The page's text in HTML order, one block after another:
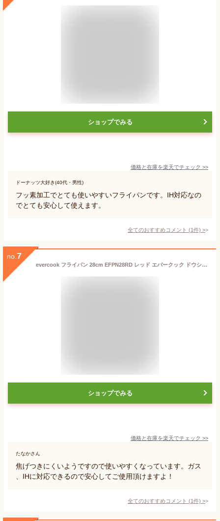
ショップでみる
価格と在庫を楽天でチェック >>
ドーナッツ大好き(40代・男性)
フッ素加工でとても使いやすいフライパンです。IH対応なの
でとても安心して使えます。
全てのおすすめコメント (1件) >
no. 7
evercook フライパン 28cm EFPN28RD レッド エバークック ドウシシャ ／ 1年保証 ガス火対応 IH対応 フライパン 焦げ付きにくい 長持ち 丈夫 フッ素 コーティング 赤 シンプル ギフト
ショップでみる
価格と在庫を楽天でチェック >>
たなかさん
焦げつきにくいようですので使いやすくなっています。ガス
、IHに対応できるので安心してご使用頂けますよ！
全てのおすすめコメント (1件) >